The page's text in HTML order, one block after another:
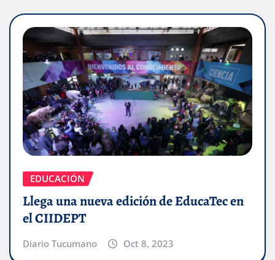
EDUCACIÓN
Llega una nueva edición de EducaTec en
el CIIDEPT
Diario Tucumano Oct 8, 2023